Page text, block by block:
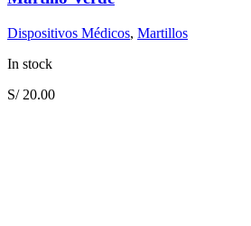
Dispositivos Médicos, Martillos
In stock
S/20.00